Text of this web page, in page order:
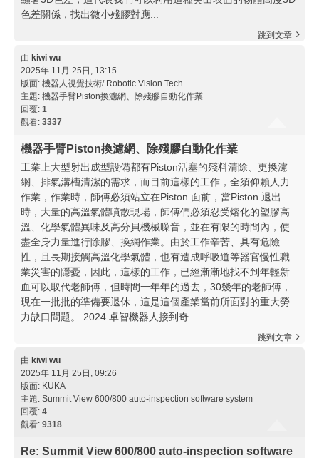
色差關係，找出微小殘膠對應...
跳到文章
由 kiwi wu
2025年 11月 25日, 13:15
版面: 機器人視覺技術/ Robotic Vision Tech
主題: 機器手臂Piston換濾網、除殘膠自動化作業
回覆: 1
觀看: 3337
機器手臂Piston換濾網、除殘膠自動化作業
工業上大型射出成型設備都有Piston活塞的殘料清除、更換濾
網、排氣溝槽清潔的需求，而目前這樣的工作，全須仰賴人力
作業，作業時，師傅必須站立在Piston 面前，當Piston 退出
時，大量的高溫氣體噴散現場，師傅們必須忍受熔化的塑膠高
溫、化學氣體異味及高分貝機械噪音，並在有限的時間內，使
盡全身力量進行除膠、換網作業。由於工作辛苦、具有危險
性，且長期接觸高溫化學氣體，也有造成呼吸道等器官慢性職
業災害的隱憂，因此，這樣的工作，已經漸漸地找不到年輕新
血可以取代老師傅，但時間一年年的過去，30幾年的老師傅，
現在一批批的準備要退休，這是這個產業當前所面對的重大勞
力缺口問題。 2024 卓智機器人接到奇...
跳到文章
由 kiwi wu
2025年 11月 25日, 09:26
版面: KUKA
主題: Summit View 600/800 auto-inspection software system
回覆: 4
觀看: 9318
Re: Summit View 600/800 auto-inspection software